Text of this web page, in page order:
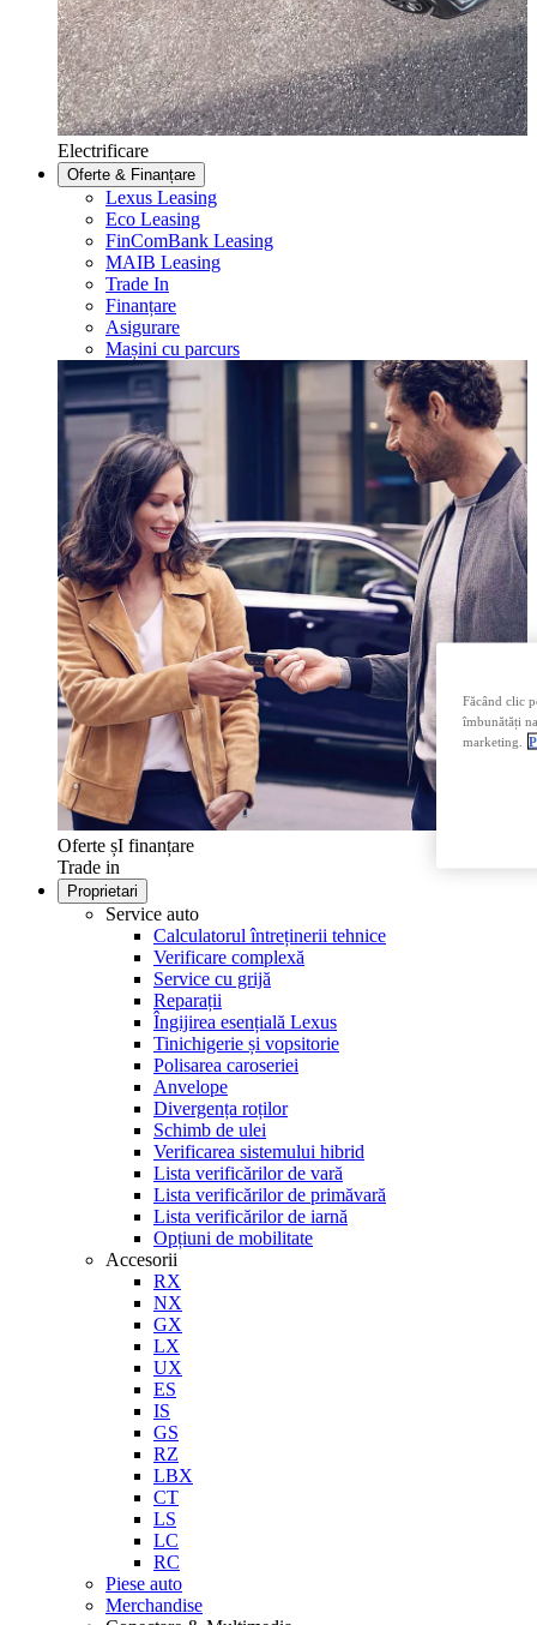
Electrificare
Oferte & Finanțare
Lexus Leasing
Eco Leasing
FinComBank Leasing
MAIB Leasing
Trade In
Finanțare
Asigurare
Mașini cu parcurs
Oferte șI finanțare
Trade in
Proprietari
Service auto
Calculatorul întreținerii tehnice
Verificare complexă
Service cu grijă
Reparații
Îngijirea esențială Lexus
Tinichigerie și vopsitorie
Polisarea caroseriei
Anvelope
Divergența roților
Schimb de ulei
Verificarea sistemului hibrid
Lista verificărilor de vară
Lista verificărilor de primăvară
Lista verificărilor de iarnă
Opțiuni de mobilitate
Accesorii
RX
NX
GX
LX
UX
ES
IS
GS
RZ
LBX
CT
LS
LC
RC
Piese auto
Merchandise
Făcând clic
îmbunătăți
marketing.